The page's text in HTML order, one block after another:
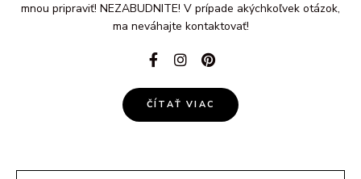
mnou pripraviť! NEZABUDNITE! V prípade akýchkoľvek otázok,
ma neváhajte kontaktovať!
ČÍTAŤ VIAC